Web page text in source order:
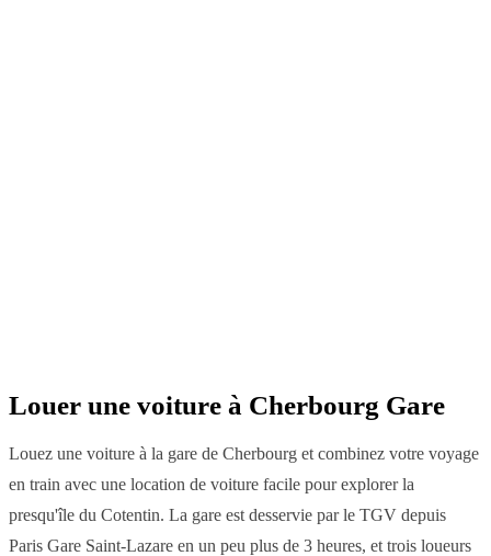
Louer une voiture à Cherbourg Gare
Louez une voiture à la gare de Cherbourg et combinez votre voyage
en train avec une location de voiture facile pour explorer la
presqu'île du Cotentin. La gare est desservie par le TGV depuis
Paris Gare Saint-Lazare en un peu plus de 3 heures, et trois loueurs